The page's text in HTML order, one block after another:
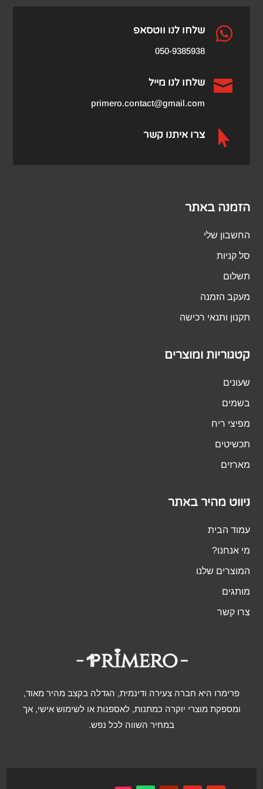
 שלחו לנו ווטסאפ
050-9385938
 שלחו לנו מייל
primero.contact@gmail.com
 צרו איתנו קשר
הזמנה באתר
החשבון שלי
סל קניות
תשלום
מעקב הזמנה
תקנון ותנאי רכישה
קטגוריות ומוצרים
שעונים
בשמים
מפיצי ריח
תכשיטים
מארזים
ניווט מהיר באתר
עמוד הבית
מי אנחנו?
המוצרים שלנו
מותגים
צרו קשר
פרימרו היא חברה צעירה ודינמית, הגדלה בקצב מהיר מאוד,
ומספקת מוצרי יוקרה כמתנות, לאספנות או לשימוש אישי, אך
במחיר השווה לכל נפש.